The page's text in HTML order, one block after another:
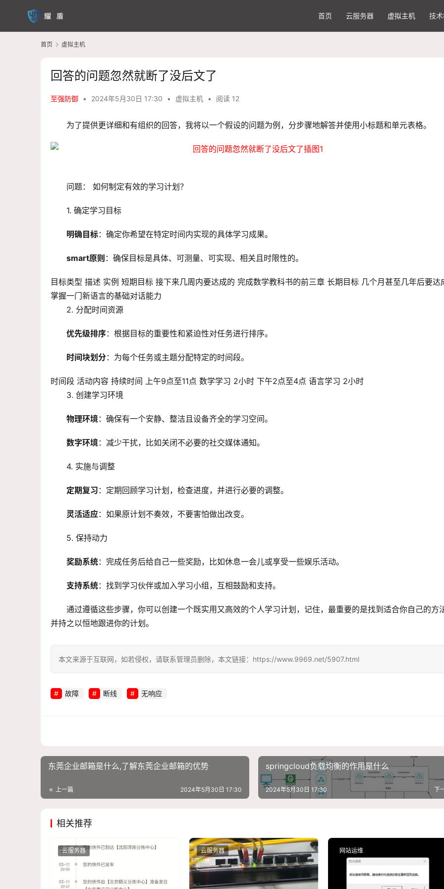
首页 云服务器 虚拟主机 技
首页 虚拟主机
回答的问题忽然就断了没后文了
至强防御 • 2024年5月30日 17:30 • 虚拟主机 • 阅读 12
为了提供更详细和有组织的回答，我将以一个假设的问题为例，分步骤地解答并使用小标题和单元表格。
问题： 如何制定有效的学习计划？
1. 确定学习目标
明确目标：确定你希望在特定时间内实现的具体学习成果。
smart原则 ：确保目标是具体、可测量、可实现、相关且时限性的。
目标类型 描述 实例 短期目标 接下来几周内要达成的 完成数学教科书的前三章 长期目标 几个月甚至几年后要达
掌握一门新语言的基础对话能力
2. 分配时间资源
优先级排序：根据目标的重要性和紧迫性对任务进行排序。
时间块划分：为每个任务或主题分配特定的时间段。
时间段 活动内容 持续时间 上午9点至11点 数学学习 2小时 下午2点至4点 语言学习 2小时
3. 创建学习环境
物理环境：确保有一个安静、整洁且设备齐全的学习空间。
数字环境：减少干扰，比如关闭不必要的社交媒体通知。
4. 实施与调整
定期复习 ：定期回顾学习计划，检查进度，并进行必要的调整。
灵活适应：如果原计划不奏效，不要害怕做出改变。
5. 保持动力
奖励系统：完成任务后给自己一些奖励，比如休息一会儿或享受一些娱乐活动。
支持系统：找到学习伙伴或加入学习小组，互相鼓励和支持。
通过遵循这些步骤，你可以创建一个既实用又高效的个人学习计划，记住，最重要的是找到适合你自己的方
并持之以恒地跟进你的计划。
本文来源于互联网，如若侵权，请联系管理员删除，本文链接：https://www.9969.net/5907.html
故障 断线 无响应
东莞企业邮箱是什么,了解东莞企业邮箱的优势
上一篇 2024年5月30日 17:30
springcloud负载均衡的作用是什么
下
2024年5月30日 17:30
相关推荐
云服务器 云服务器 网站运维